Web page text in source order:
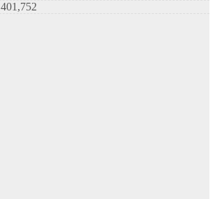
401,752